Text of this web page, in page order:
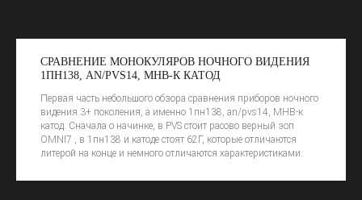
СРАВНЕНИЕ МОНОКУЛЯРОВ НОЧНОГО ВИДЕНИЯ
1ПН138, AN/PVS14, МНВ-К КАТОД
Первая часть небольшого обзора сравнения приборов ночного
видения 3+ поколения, а именно 1пн138, an/pvs14, МНВ-к
катод. Сначала о начинке, в PVS стоит расово верный эоп
OMNI7 , в 1пн138 и катоде стоят 62Г, которые отличаются
литерой на конце и немного отличаются характеристиками.